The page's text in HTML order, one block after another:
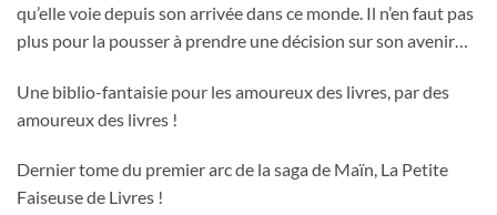
qu’elle voie depuis son arrivée dans ce monde. Il n’en faut pas
plus pour la pousser à prendre une décision sur son avenir…
Une biblio-fantaisie pour les amoureux des livres, par des
amoureux des livres !
Dernier tome du premier arc de la saga de Maïn, La Petite
Faiseuse de Livres !